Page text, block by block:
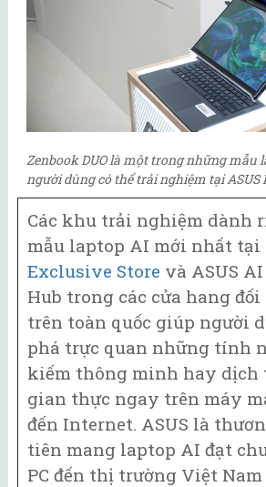
Zenbook DUO là một trong những mẫu
người dùng có thể trải nghiệm tại ASUS
Các khu trải nghiệm dành
mẫu laptop AI mới nhất tại
Exclusive Store và ASUS
Hub trong các cửa hang
trên toàn quốc giúp người
phá trực quan những tính
kiếm thông minh hay dịch
gian thực ngay trên máy
đến Internet. ASUS là
tiên mang laptop AI đạt
PC đến thị trường Việt